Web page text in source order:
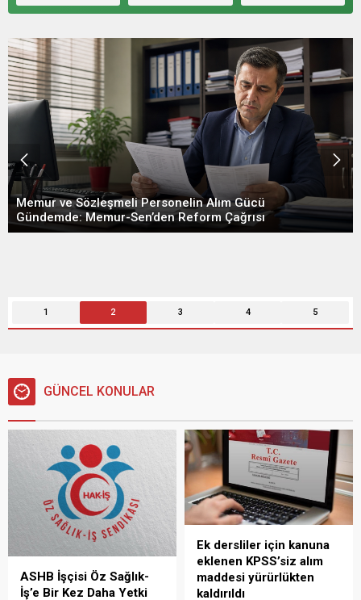
Memur ve Sözleşmeli Personelin Alım Gücü
Gündemde: Memur-Sen’den Reform Çağrısı
1 2 3 4 5
GÜNCEL KONULAR
ASHB İşçisi Öz Sağlık-
İş’e Bir Kez Daha Yetki
Ek dersliler için kanuna
eklenen KPSS’siz alım
maddesi yürürlükten
kaldırıldı